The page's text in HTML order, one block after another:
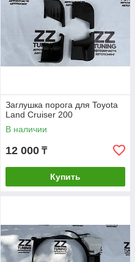
Заглушка порога для Toyota
Land Cruiser 200
В наличии
12 000 ₸
Купить